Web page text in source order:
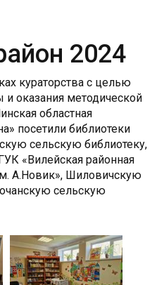
2024
кураторства с целью
и оказания методической
областная
посетили библиотеки
сельскую библиотеку,
«Вилейская районная
А.Новик», Шиловичскую
сельскую